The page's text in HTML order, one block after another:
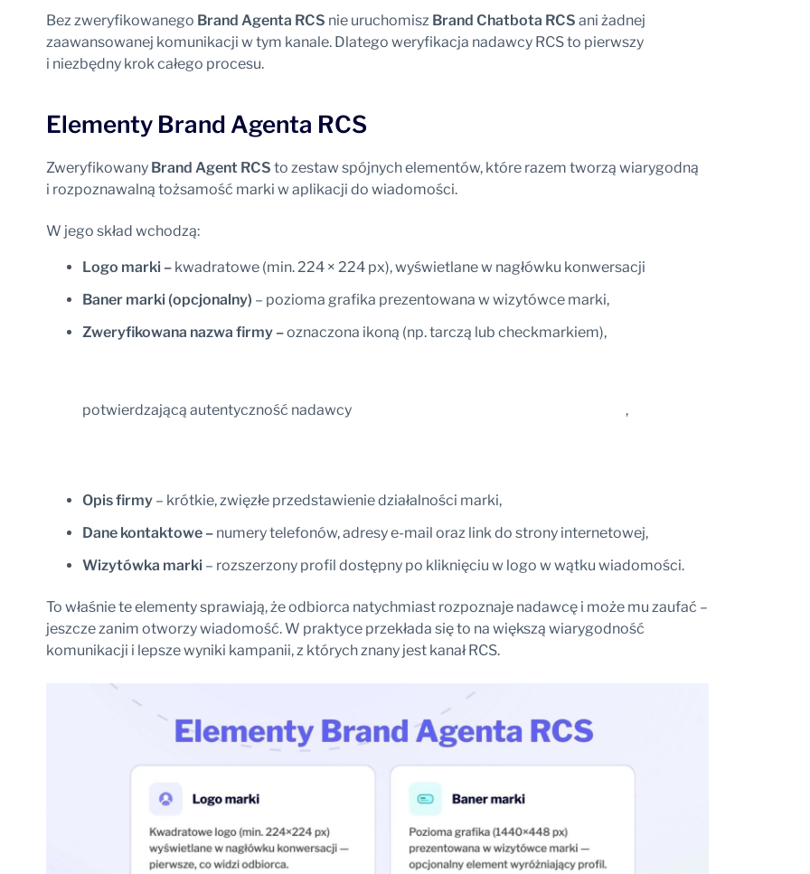
Bez zweryfikowanego Brand Agenta RCS nie uruchomisz Brand Chatbota RCS ani żadnej
zaawansowanej komunikacji w tym kanale. Dlatego weryfikacja nadawcy RCS to pierwszy
i niezbędny krok całego procesu.
Elementy Brand Agenta RCS
Zweryfikowany Brand Agent RCS to zestaw spójnych elementów, które razem tworzą wiarygodną
i rozpoznawalną tożsamość marki w aplikacji do wiadomości.
W jego skład wchodzą:
Logo marki –kwadratowe (min. 224 × 224 px), wyświetlane w nagłówku konwersacji
Baner marki (opcjonalny) – pozioma grafika prezentowana w wizytówce marki,
Zweryfikowana nazwa firmy –oznaczona ikoną (np. tarczą lub checkmarkiem),
potwierdzającą autentyczność nadawcy ,
Opis firmy– krótkie, zwięzłe przedstawienie działalności marki,
Dane kontaktowe –numery telefonów, adresy e-mail oraz link do strony internetowej,
Wizytówka marki – rozszerzony profil dostępny po kliknięciu w logo w wątku wiadomości.
To właśnie te elementy sprawiają, że odbiorca natychmiast rozpoznaje nadawcę i może mu zaufać –
jeszcze zanim otworzy wiadomość. W praktyce przekłada się to na większą wiarygodność
komunikacji i lepsze wyniki kampanii, z których znany jest kanał RCS.